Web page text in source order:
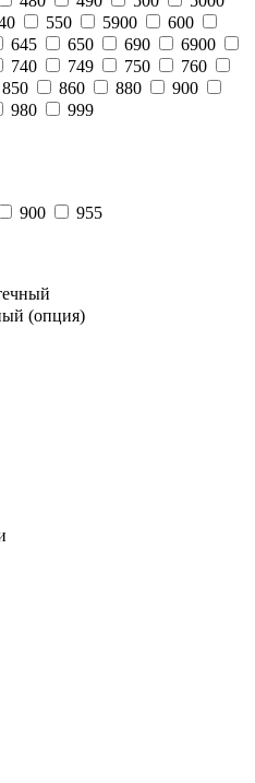
550 5900
600
645 650 690
6900
740 749 750
760
850 860 880
900
980
999
900
955
(опция)